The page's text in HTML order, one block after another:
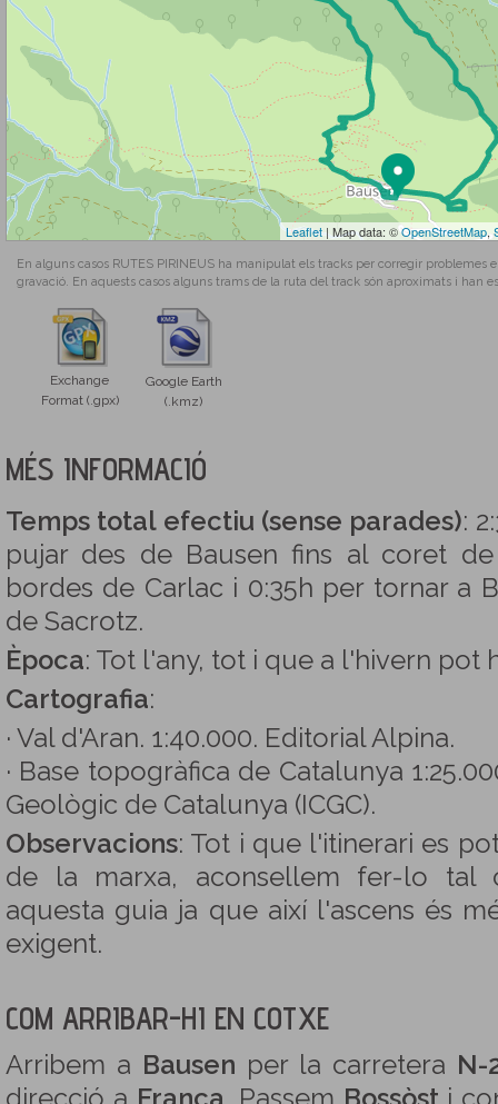
Leaflet | Map data: ©OpenStreetMap,
En alguns casos RUTES PIRINEUS ha manipulat els tracks per corregir problemes
gravació. En aquests casos alguns trams de la ruta del track són aproximats i han
Exchange
Format (.gpx)
Google Earth
(.kmz)
MÉS INFORMACIÓ
Temps total efectiu (sense parades):
pujar des de Bausen fins al coret
bordes de Carlac i 0:35h per tornar a
de Sacrotz.
Època: Tot l'any, tot i que a l'hivern pot
Cartografia:
· Val d'Aran. 1:40.000. Editorial Alpina.
· Base topogràfica de Catalunya
Geològic de Catalunya (ICGC).
Observacions: Tot i que l'itinerari es
de la marxa, aconsellem fer-lo tal
aquesta guia ja que així l'ascens és
exigent.
COM ARRIBAR-HI EN COTXE
Arribem a Bausen per la carretera N-